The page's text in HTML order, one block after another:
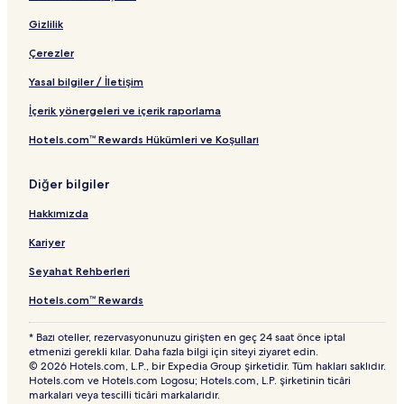
n
t
Gizlilik
Çerezler
Yasal bilgiler / İletişim
İçerik yönergeleri ve içerik raporlama
Hotels.com™ Rewards Hükümleri ve Koşulları
Diğer bilgiler
Hakkımızda
Kariyer
Seyahat Rehberleri
Hotels.com™ Rewards
* Bazı oteller, rezervasyonunuzu girişten en geç 24 saat önce iptal
etmenizi gerekli kılar. Daha fazla bilgi için siteyi ziyaret edin.
© 2026 Hotels.com, L.P., bir Expedia Group şirketidir. Tüm hakları saklıdır.
Hotels.com ve Hotels.com Logosu; Hotels.com, L.P. şirketinin ticâri
markaları veya tescilli ticâri markalarıdır.